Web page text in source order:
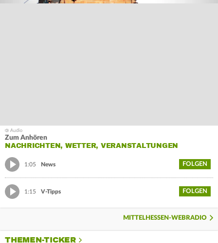
Zum Anhören
NACHRICHTEN, WETTER, VERANSTALTUNGEN
1:05 News FOLGEN
1:15 V-Tipps FOLGEN
MITTELHESSEN-WEBRADIO
THEMEN-TICKER